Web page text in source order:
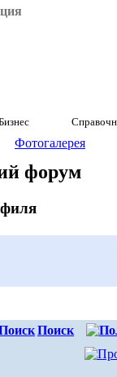
Фотогалерея
форум
Поиск